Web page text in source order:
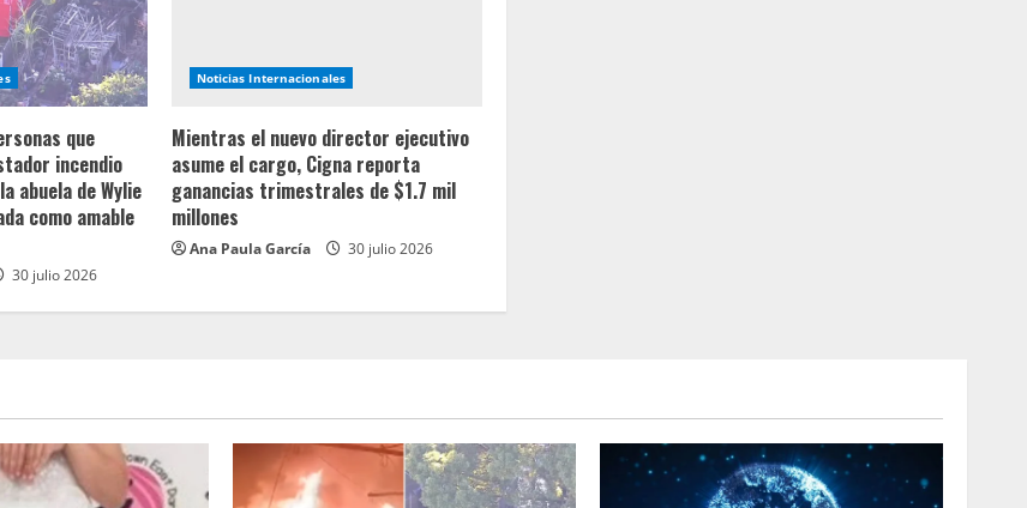
que
incendio
abuela de Wylie
como amable
30 julio 2026
Noticias Internacionales
Mientras el nuevo director ejecutivo
asume el cargo, Cigna reporta
ganancias trimestrales de $1.7 mil
millones
Ana Paula García 30 julio 2026